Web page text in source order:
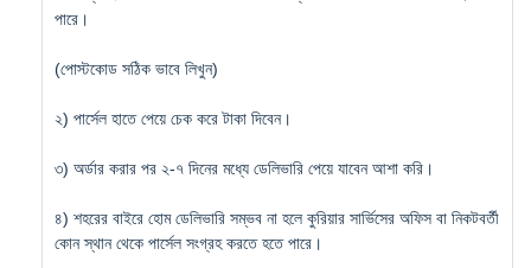
পারে।
(পোস্টকোড সঠিক ভাবে লিখুন)
২) পার্সেল হাতে পেয়ে চেক করে টাকা দিবেন।
৩) অর্ডার করার পর ২-৭ দিনের মধ্যে ডেলিভারি পেয়ে যাবেন আশা করি।
৪) শহরের বাইরে হোম ডেলিভারি সম্ভব না হলে কুরিয়ার সার্ভিসের অফিস বা নিকটবর্তী
কোন স্থান থেকে পার্সেল সংগ্রহ করতে হতে পারে।